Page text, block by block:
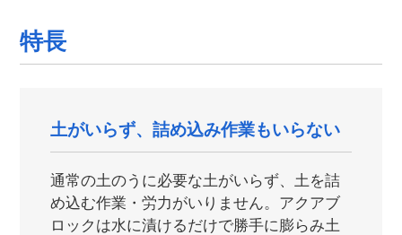
特長
土がいらず、詰め込み作業もいらない
通常の土のうに必要な土がいらず、土を詰
め込む作業・労力がいりません。アクアブ
ロックは水に漬けるだけで勝手に膨らみ土